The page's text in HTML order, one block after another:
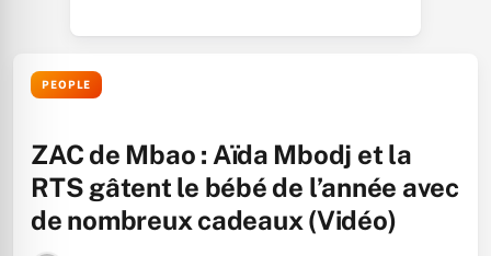
PEOPLE
ZAC de Mbao : Aïda Mbodj et la
RTS gâtent le bébé de l’année avec
de nombreux cadeaux (Vidéo)